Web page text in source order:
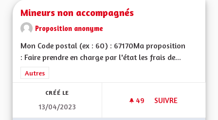
Mineurs non accompagnés
Proposition anonyme
Mon Code postal (ex : 60) : 67170Ma proposition
: Faire prendre en charge par l'état les frais de...
Filtrer les résultats de la catégorie : Autres
Autres
CRÉÉ LE
13/04/2023
49 49 ABONNÉS
SUIVRE